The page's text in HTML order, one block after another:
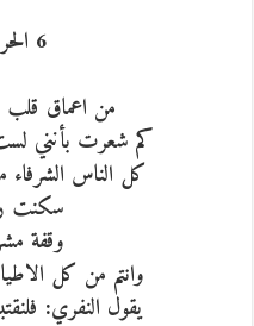
6 الحرف قدري
من اعماق قلب
كم شعرت بأنني
كل الناس الشرفاء
سكنت
وقفة
وانتم من كل
يقول النفري: